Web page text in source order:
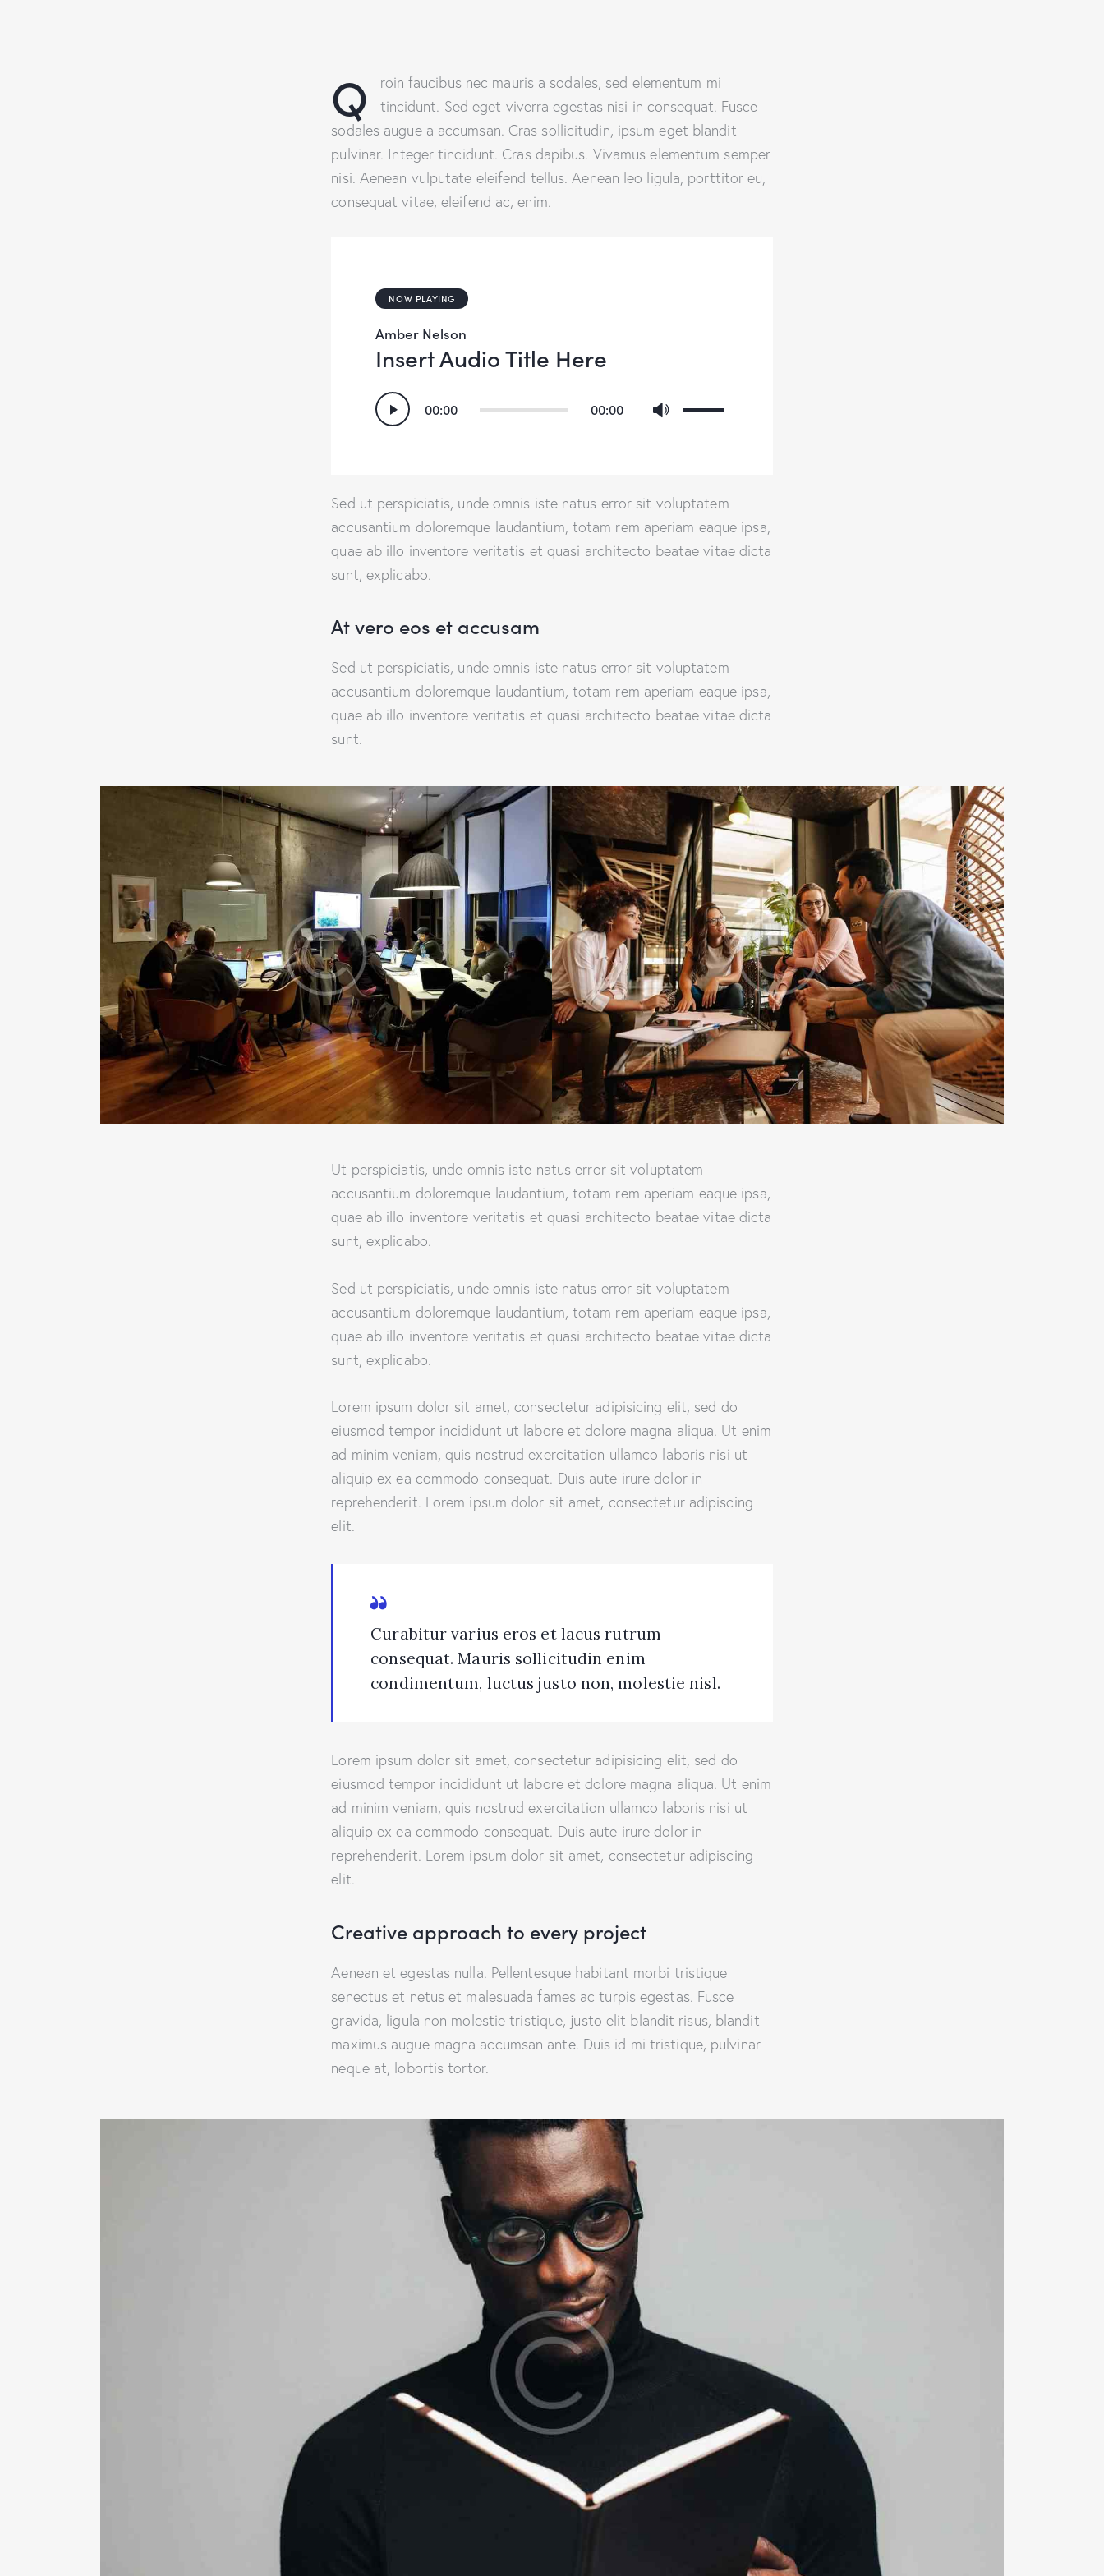
Q
roin faucibus nec mauris a sodales, sed elementum mi
tincidunt. Sed eget viverra egestas nisi in consequat. Fusce
sodales augue a accumsan. Cras sollicitudin, ipsum eget blandit
pulvinar. Integer tincidunt. Cras dapibus. Vivamus elementum semper
nisi. Aenean vulputate eleifend tellus. Aenean leo ligula, porttitor eu,
consequat vitae, eleifend ac, enim.
NOW PLAYING
Amber Nelson
Insert Audio Title Here
Lecteur
audio
00:00 00:00
pour
augmenter
ou
Sed ut perspiciatis, unde omnis iste natus error sit voluptatem
accusantium doloremque laudantium, totam rem aperiam eaque ipsa,
quae ab illo inventore veritatis et quasi architecto beatae vitae dicta
sunt, explicabo.
At vero eos et accusam
Sed ut perspiciatis, unde omnis iste natus error sit voluptatem
accusantium doloremque laudantium, totam rem aperiam eaque ipsa,
quae ab illo inventore veritatis et quasi architecto beatae vitae dicta
sunt.
Ut perspiciatis, unde omnis iste natus error sit voluptatem
accusantium doloremque laudantium, totam rem aperiam eaque ipsa,
quae ab illo inventore veritatis et quasi architecto beatae vitae dicta
sunt, explicabo.
Sed ut perspiciatis, unde omnis iste natus error sit voluptatem
accusantium doloremque laudantium, totam rem aperiam eaque ipsa,
quae ab illo inventore veritatis et quasi architecto beatae vitae dicta
sunt, explicabo.
Lorem ipsum dolor sit amet, consectetur adipisicing elit, sed do
eiusmod tempor incididunt ut labore et dolore magna aliqua. Ut enim
ad minim veniam, quis nostrud exercitation ullamco laboris nisi ut
aliquip ex ea commodo consequat. Duis aute irure dolor in
reprehenderit. Lorem ipsum dolor sit amet, consectetur adipiscing
elit.
Curabitur varius eros et lacus rutrum
consequat. Mauris sollicitudin enim
condimentum, luctus justo non, molestie nisl.
Lorem ipsum dolor sit amet, consectetur adipisicing elit, sed do
eiusmod tempor incididunt ut labore et dolore magna aliqua. Ut enim
ad minim veniam, quis nostrud exercitation ullamco laboris nisi ut
aliquip ex ea commodo consequat. Duis aute irure dolor in
reprehenderit. Lorem ipsum dolor sit amet, consectetur adipiscing
elit.
Creative approach to every project
Aenean et egestas nulla. Pellentesque habitant morbi tristique
senectus et netus et malesuada fames ac turpis egestas. Fusce
gravida, ligula non molestie tristique, justo elit blandit risus, blandit
maximus augue magna accumsan ante. Duis id mi tristique, pulvinar
neque at, lobortis tortor.